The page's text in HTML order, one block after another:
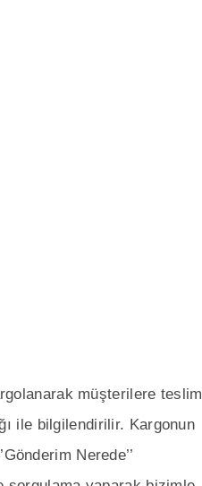
müşterilere teslim
ile bilgilendirilir. Kargonun
Nerede’’